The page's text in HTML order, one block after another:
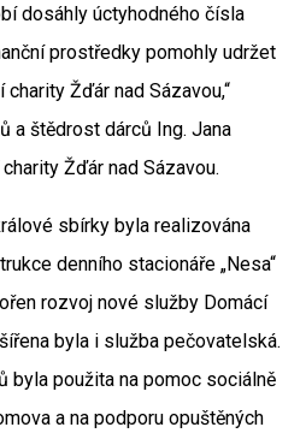
dosáhly úctyhodného čísla
prostředky pomohly udržet
Žďár nad Sázavou,“
a štědrost dárců Ing. Jana
Žďár nad Sázavou.
sbírky byla realizována
denního stacionáře „Nesa“
rozvoj nové služby Domácí
byla i služba pečovatelská.
byla použita na pomoc sociálně
a na podporu opuštěných